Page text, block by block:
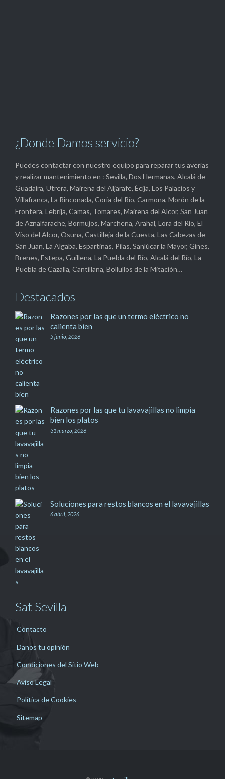
¿Donde Damos servicio?
Puedes contactar con nuestro equipo para reparar tus averías
y realizar mantenimiento en : Sevilla, Dos Hermanas, Alcalá de
Guadaíra, Utrera, Mairena del Aljarafe, Écija, Los Palacios y
Villafranca, La Rinconada, Coria del Río, Carmona, Morón de la
Frontera, Lebrija, Camas, Tomares, Mairena del Alcor, San Juan
de Aznalfarache, Bormujos, Marchena, Arahal, Lora del Río, El
Viso del Alcor, Osuna, Castilleja de la Cuesta, Las Cabezas de
San Juan, La Algaba, Espartinas, Pilas, Sanlúcar la Mayor, Gines,
Brenes, Estepa, Guillena, La Puebla del Río, Alcalá del Río, La
Puebla de Cazalla, Cantillana, Bollullos de la Mitación…
Destacados
Razones por las que un termo eléctrico no
calienta bien
5 junio, 2026
Razones por las que tu lavavajillas no limpia
bien los platos
31 marzo, 2026
Soluciones para restos blancos en el lavavajillas
6 abril, 2026
Sat Sevilla
Contacto
Danos tu opinión
Condiciones del Sitio Web
Aviso Legal
Política de Cookies
Sitemap